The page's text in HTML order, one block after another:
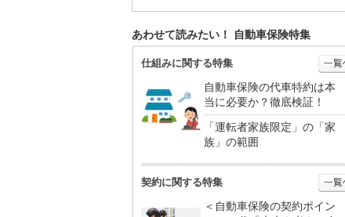
あわせて読みたい！ 自動車保険特集
仕組みに関する特集
自動車保険の代車特約は本
当に必要か？徹底検証！
「運転者家族限定」の「家
族」の範囲
契約に関する特集
＜自動車保険の契約ポイン